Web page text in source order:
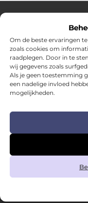
Om de beste ervaringen
zoals cookies om
raadplegen. Door in te
wij gegevens zoals
Als je geen toestemming
een nadelige invloed
mogelijkheden.
Over
Jouw bron voor
dagelijks leven.
Verken een
boordevol praktische
om het beste uit elke
@2025